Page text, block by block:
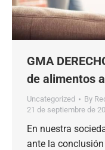
GMA
de alimentos
Uncategorized By
21 de septiembre de
En nuestra
ante la